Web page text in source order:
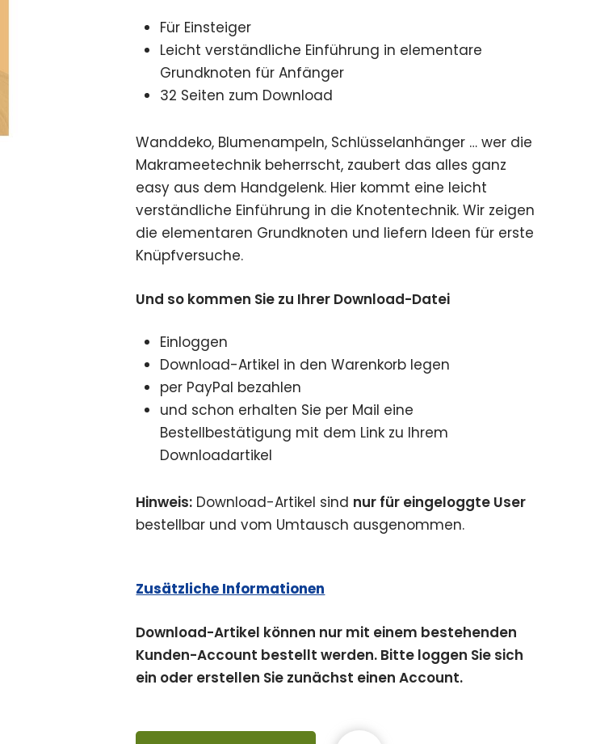
Für Einsteiger
Leicht verständliche Einführung in elementare
Grundknoten für Anfänger
32 Seiten zum Download
Wanddeko, Blumenampeln, Schlüsselanhänger … wer die
Makrameetechnik beherrscht, zaubert das alles ganz
easy aus dem Handgelenk. Hier kommt eine leicht
verständliche Einführung in die Knotentechnik. Wir zeigen
die elementaren Grundknoten und liefern Ideen für erste
Knüpfversuche.
Und so kommen Sie zu Ihrer Download-Datei
Einloggen
Download-Artikel in den Warenkorb legen
per PayPal bezahlen
und schon erhalten Sie per Mail eine
Bestellbestätigung mit dem Link zu Ihrem
Downloadartikel
Hinweis: Download-Artikel sind nur für eingeloggte User
bestellbar und vom Umtausch ausgenommen.
Zusätzliche Informationen
Download-Artikel können nur mit einem bestehenden
Kunden-Account bestellt werden. Bitte loggen Sie sich
ein oder erstellen Sie zunächst einen Account.